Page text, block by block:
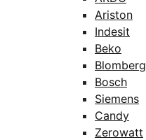
Ariston
Indesit
Beko
Blomberg
Bosch
Siemens
Candy
Zerowatt